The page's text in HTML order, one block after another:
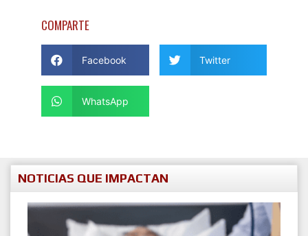
COMPARTE
Facebook Twitter
WhatsApp
NOTICIAS QUE IMPACTAN